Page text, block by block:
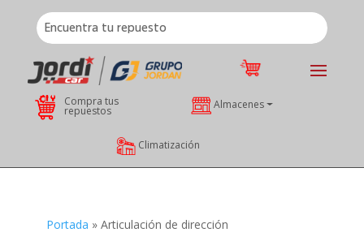
Compra tus
repuestos Almacenes
Climatización
Portada » Articulación de dirección